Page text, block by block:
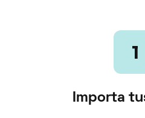
1
Importa